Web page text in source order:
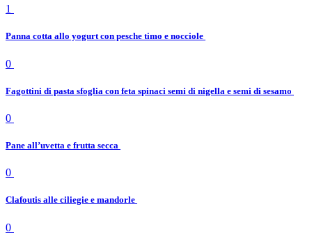
1
Panna cotta allo yogurt con pesche timo e nocciole
0
Fagottini di pasta sfoglia con feta spinaci semi di nigella e semi di sesamo
0
Pane all’uvetta e frutta secca
0
Clafoutis alle ciliegie e mandorle
0